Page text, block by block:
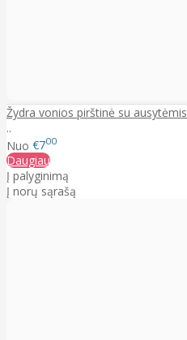
Žydra vonios pirštinė su ausytėmis
..
Nuo €700
Daugiau
Į palyginimą
Į norų sąrašą